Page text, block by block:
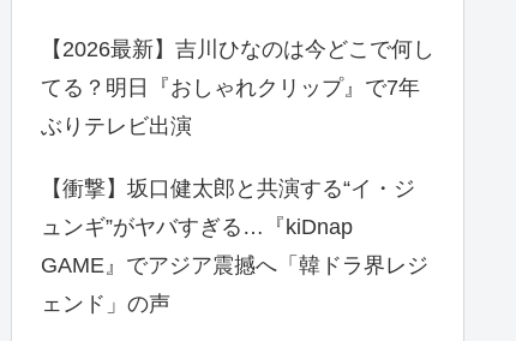
【2026最新】吉川ひなのは今どこで何し
てる？明日『おしゃれクリップ』で7年
ぶりテレビ出演
【衝撃】坂口健太郎と共演する“イ・ジ
ュンギ”がヤバすぎる…『kiDnap
GAME』でアジア震撼へ「韓ドラ界レジ
ェンド」の声